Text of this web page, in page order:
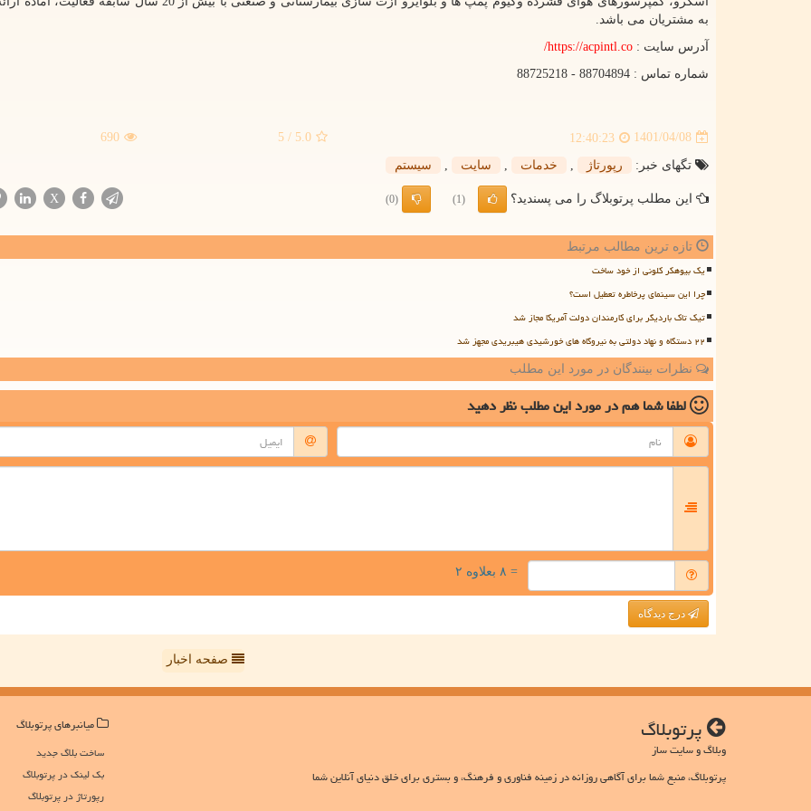
به مشتریان می باشد.
آدرس سایت : https://acpintl.co
/
شماره تماس : 88704894 - 88725218
1401/04/08
12:40:23
5.0
/ 5
690
تگهای خبر: رپورتاژ , خدمات , سایت , سیستم
این مطلب پرتوبلاگ را می پسندید؟ (1)
(0)
X
تازه ترین مطالب مرتبط
یک بیوهکر کلونی از خود ساخت
چرا این سینمای پرخاطره تعطیل است؟
تیک تاک باردیگر برای کارمندان دولت آمریکا مجاز شد
۲۲ دستگاه و نهاد دولتی به نیروگاه های خورشیدی هیبریدی مجهز شد
نظرات بینندگان در مورد این مطلب
لطفا شما همدر مورد این مطلبنظر دهید
= ۸ بعلاوه ۲
درج دیدگاه
صفحه اخبار
پرتوبلاگ
وبلاگ و سایت ساز
پرتوبلاگ، منبع شما برای آگاهی روزانه در زمینه فناوری و فرهنگ، و بستری برای خلق دنیای آنلاین شما
میانبرهای پرتوبلاگ
ساخت بلاگ جدید
بک لینک در پرتوبلاگ
رپورتاژ در پرتوبلاگ